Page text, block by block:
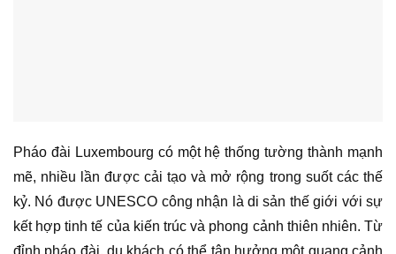
Pháo đài Luxembourg có một hệ thống tường thành mạnh
mẽ, nhiều lần được cải tạo và mở rộng trong suốt các thế
kỷ. Nó được UNESCO công nhận là di sản thế giới với sự
kết hợp tinh tế của kiến trúc và phong cảnh thiên nhiên. Từ
đỉnh pháo đài, du khách có thể tận hưởng một quang cảnh